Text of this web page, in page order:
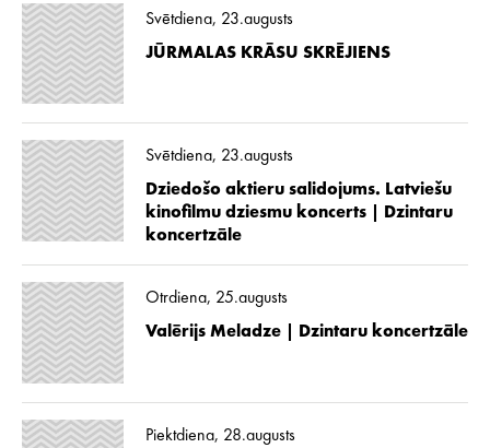
Svētdiena, 23.augusts
JŪRMALAS KRĀSU SKRĒJIENS
Svētdiena, 23.augusts
Dziedošo aktieru salidojums. Latviešu
kinofilmu dziesmu koncerts | Dzintaru
koncertzāle
Otrdiena, 25.augusts
Valērijs Meladze | Dzintaru koncertzāle
Piektdiena, 28.augusts